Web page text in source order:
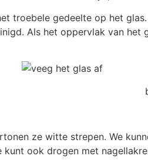
troebele gedeelte op het
Als het oppervlak van
ze witte strepen. We
ook drogen met